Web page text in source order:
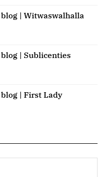
| Witwaswalhalla
| Sublicenties
| First Lady